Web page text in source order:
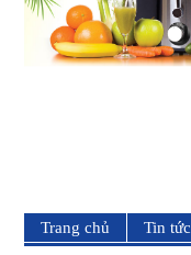
Trang chủ Tin tức